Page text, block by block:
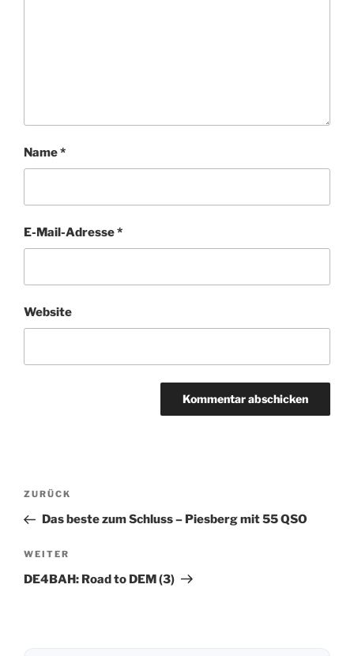
Name*
E-Mail-Adresse*
Website
Beitragsnavigation
Vorheriger
Beitrag
ZURÜCK
Das beste zum Schluss – Piesberg mit 55 QSO
Nächster
Beitrag
WEITER
DE4BAH: Road to DEM (3)